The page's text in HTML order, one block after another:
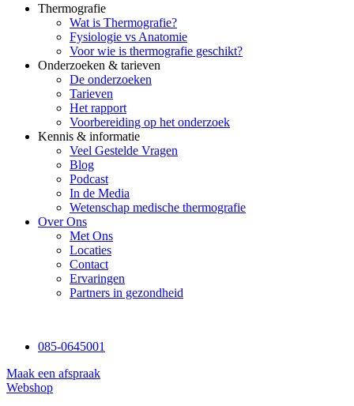
Thermografie
Wat is Thermografie?
Fysiologie vs Anatomie
Voor wie is thermografie geschikt?
Onderzoeken & tarieven
De onderzoeken
Tarieven
Het rapport
Voorbereiding op het onderzoek
Kennis & informatie
Veel Gestelde Vragen
Blog
Podcast
In de Media
Wetenschap medische thermografie
Over Ons
Met Ons
Locaties
Contact
Ervaringen
Partners in gezondheid
085-0645001
Maak een afspraak
Webshop